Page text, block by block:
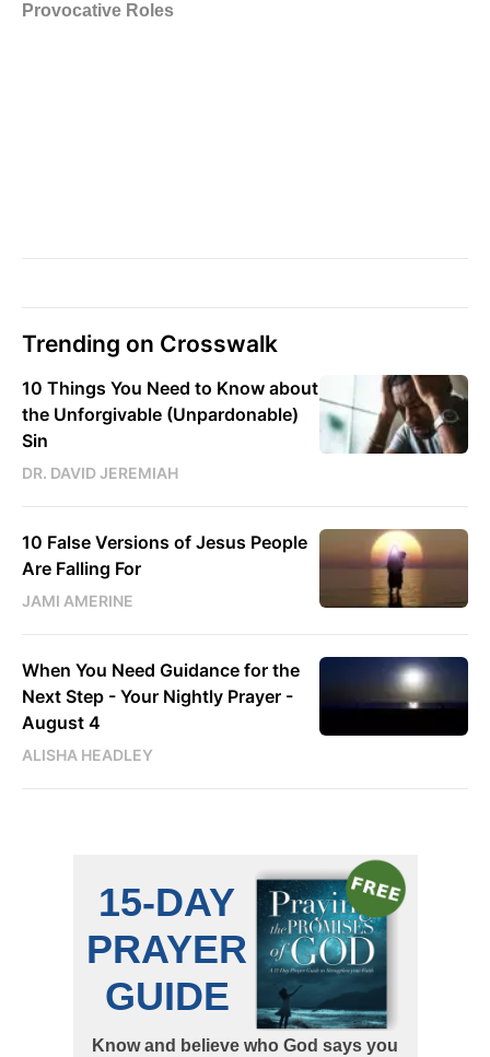
Trending on Crosswalk
10 Things You Need to Know about
the Unforgivable (Unpardonable)
Sin
DR. DAVID JEREMIAH
10 False Versions of Jesus People
Are Falling For
JAMI AMERINE
When You Need Guidance for the
Next Step - Your Nightly Prayer -
August 4
ALISHA HEADLEY